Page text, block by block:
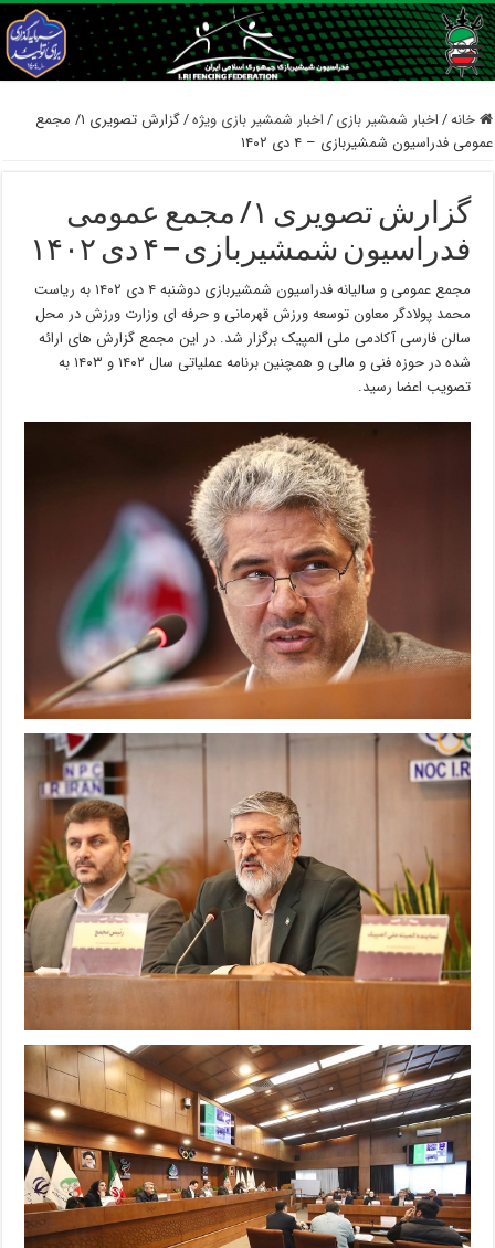
خانه/اخبار شمشیر بازی /اخبار شمشیر بازی ویژه/
گزارش تصویری ۱/ مجمع
عمومی فدراسیون شمشیربازی – ۴ دی ۱۴۰۲
گزارش تصویری ۱/ مجمع عمومی
فدراسیون شمشیربازی – ۴ دی ۱۴۰۲
مجمع عمومی و سالیانه فدراسیون شمشیربازی دوشنبه ۴ دی ۱۴۰۲ به ریاست
محمد پولادگر معاون توسعه ورزش قهرمانی و حرفه ای وزارت ورزش در محل
سالن فارسی آکادمی ملی المپیک برگزار شد. در این مجمع گزارش های ارائه
شده در حوزه فنی و مالی و همچنین برنامه عملیاتی سال ۱۴۰۲ و ۱۴۰۳ به
تصویب اعضا رسید.